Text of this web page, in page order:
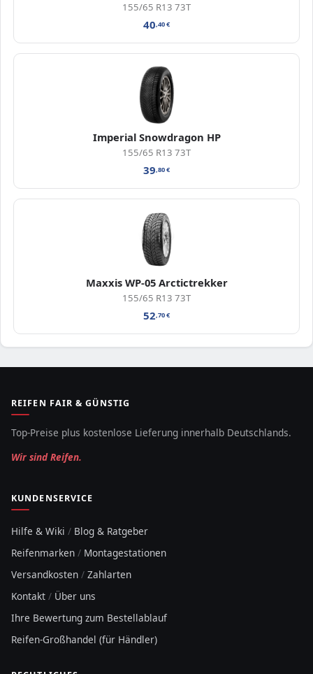
155/65 R13 73T
40,40€
Imperial Snowdragon HP
155/65 R13 73T
39,80€
Maxxis WP-05 Arctictrekker
155/65 R13 73T
52,70€
REIFEN FAIR & GÜNSTIG
Top-Preise plus kostenlose Lieferung innerhalb Deutschlands.
Wir sind Reifen.
KUNDENSERVICE
Hilfe & Wiki / Blog & Ratgeber
Reifenmarken / Montagestationen
Versandkosten / Zahlarten
Kontakt / Über uns
Ihre Bewertung zum Bestellablauf
Reifen-Großhandel (für Händler)